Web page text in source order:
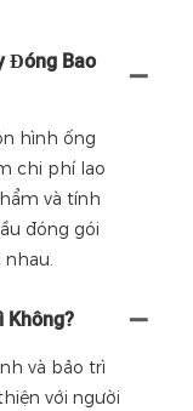
Đóng Bao
hình ống
chi phí lao
và tính
đóng gói
nhau.
Không?
và bảo trì
với người